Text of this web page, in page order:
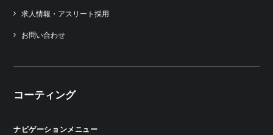
求人情報・アスリート採用
お問い合わせ
コーティング
ナビゲーションメニュー